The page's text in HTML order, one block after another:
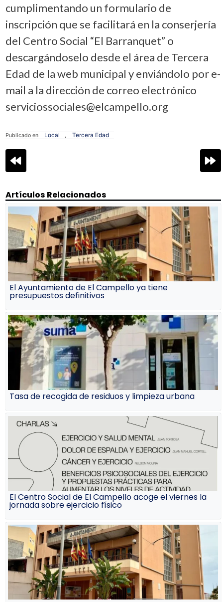
cumplimentando un formulario de
inscripción que se facilitará en la conserjería
del Centro Social “El Barranquet” o
descargándoselo desde el área de Tercera
Edad de la web municipal y enviándolo por e-
mail a la dirección de correo electrónico
serviciossociales@elcampello.org
Publicado en Local , Tercera Edad
Navegación
de
Artículos Relacionados
El Ayuntamiento de El Campello ya tiene
presupuestos definitivos
Tasa de recogida de residuos y limpieza urbana
El Centro Social de El Campello acoge el viernes la
jornada sobre ejercicio físico